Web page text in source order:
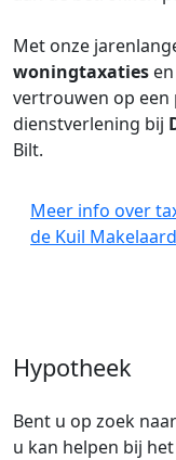
Met onze
woningtaxaties en
vertrouwen op
dienstverlening bij
Bilt.
Meer info over
de Kuil
Hypotheek
Bent u op zoek
u kan helpen bij